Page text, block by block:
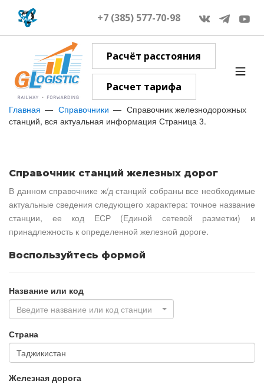
+7 (385) 577-70-98
Расчёт расстояния
Расчет тарифа
Главная Справочники
Справочник железнодорожных
станций, вся актуальная информация Страница 3.
Справочник станций железных дорог
В данном справочнике ж/д станций собраны все необходимые
актуальные сведения следующего характера: точное название
станции, ее код ЕСР (Единой сетевой разметки) и
принадлежность к определенной железной дороге.
Воспользуйтесь формой
Название или код
Введите название или код станции
Страна
Железная дорога